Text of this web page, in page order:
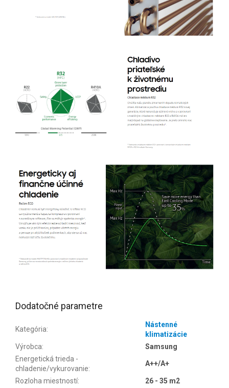
Dodatočné parametre
Kategória:
Nástenné
klimatizácie
Výrobca:
Samsung
Energetická trieda -
chladenie/vykurovanie:
A++/A+
Rozloha miestností:
26 - 35 m2